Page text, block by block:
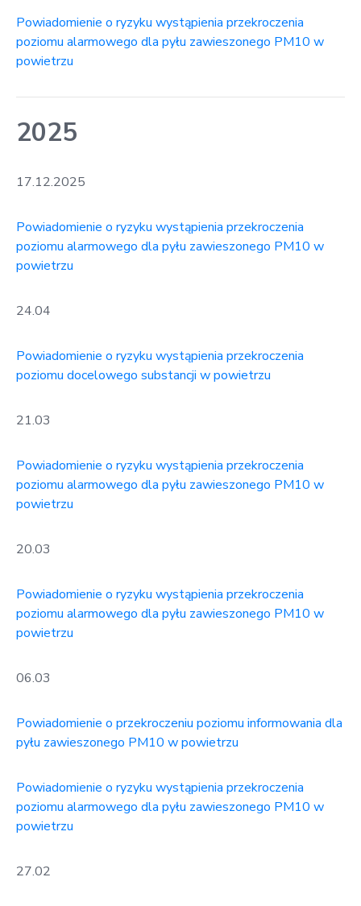
Powiadomienie o ryzyku wystąpienia przekroczenia
poziomu alarmowego dla pyłu zawieszonego PM10 w
powietrzu
2025
17.12.2025
Powiadomienie o ryzyku wystąpienia przekroczenia
poziomu alarmowego dla pyłu zawieszonego PM10 w
powietrzu
24.04
Powiadomienie o ryzyku wystąpienia przekroczenia
poziomu docelowego substancji w powietrzu
21.03
Powiadomienie o ryzyku wystąpienia przekroczenia
poziomu alarmowego dla pyłu zawieszonego PM10 w
powietrzu
20.03
Powiadomienie o ryzyku wystąpienia przekroczenia
poziomu alarmowego dla pyłu zawieszonego PM10 w
powietrzu
06.03
Powiadomienie o przekroczeniu poziomu informowania dla
pyłu zawieszonego PM10 w powietrzu
Powiadomienie o ryzyku wystąpienia przekroczenia
poziomu alarmowego dla pyłu zawieszonego PM10 w
powietrzu
27.02